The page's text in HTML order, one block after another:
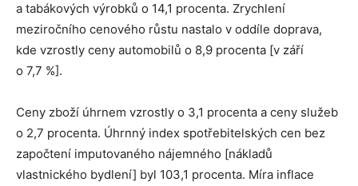
a tabákových výrobků o 14,1 procenta. Zrychlení
meziročního cenového růstu nastalo v oddíle doprava,
kde vzrostly ceny automobilů o 8,9 procenta [v září
o 7,7 %].
Ceny zboží úhrnem vzrostly o 3,1 procenta a ceny služeb
o 2,7 procenta. Úhrnný index spotřebitelských cen bez
započtení imputovaného nájemného [nákladů
vlastnického bydlení] byl 103,1 procenta. Míra inflace